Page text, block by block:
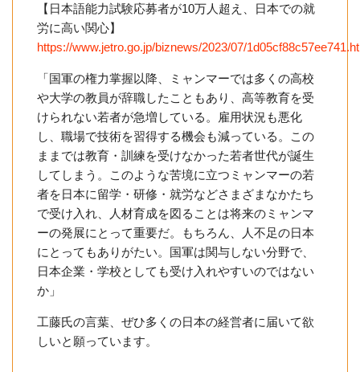
【日本語能力試験応募者が10万人超え、日本での就
労に高い関心】
https://www.jetro.go.jp/biznews/2023/07/
「国軍の権力掌握以降、ミャンマーでは多くの高校
や大学の教員が辞職したこともあり、高等教育を受
けられない若者が急増している。雇用状況も悪化
し、職場で技術を習得する機会も減っている。この
ままでは教育・訓練を受けなかった若者世代が誕生
してしまう。このような苦境に立つミャンマーの若
者を日本に留学・研修・就労などさまざまなかたち
で受け入れ、人材育成を図ることは将来のミャンマ
ーの発展にとって重要だ。もちろん、人不足の日本
にとってもありがたい。国軍は関与しない分野で、
日本企業・学校としても受け入れやすいのではない
か」
工藤氏の言葉、ぜひ多くの日本の経営者に届いて欲
しいと願っています。